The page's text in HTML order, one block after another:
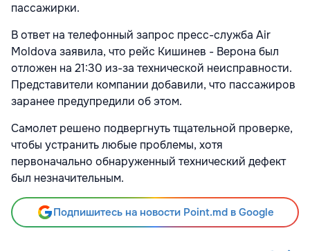
пассажирки.
В ответ на телефонный запрос пресс-служба Air
Moldova заявила, что рейс Кишинев - Верона был
отложен на 21:30 из-за технической неисправности.
Представители компании добавили, что пассажиров
заранее предупредили об этом.
Самолет решено подвергнуть тщательной проверке,
чтобы устранить любые проблемы, хотя
первоначально обнаруженный технический дефект
был незначительным.
Подпишитесь на новости Point.md в Google